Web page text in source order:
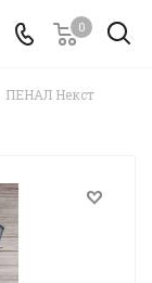
0
ПЕНАЛ Некст